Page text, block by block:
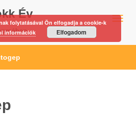
Év
folytatásával Ön elfogadja a cookie-k
információk Elfogadom